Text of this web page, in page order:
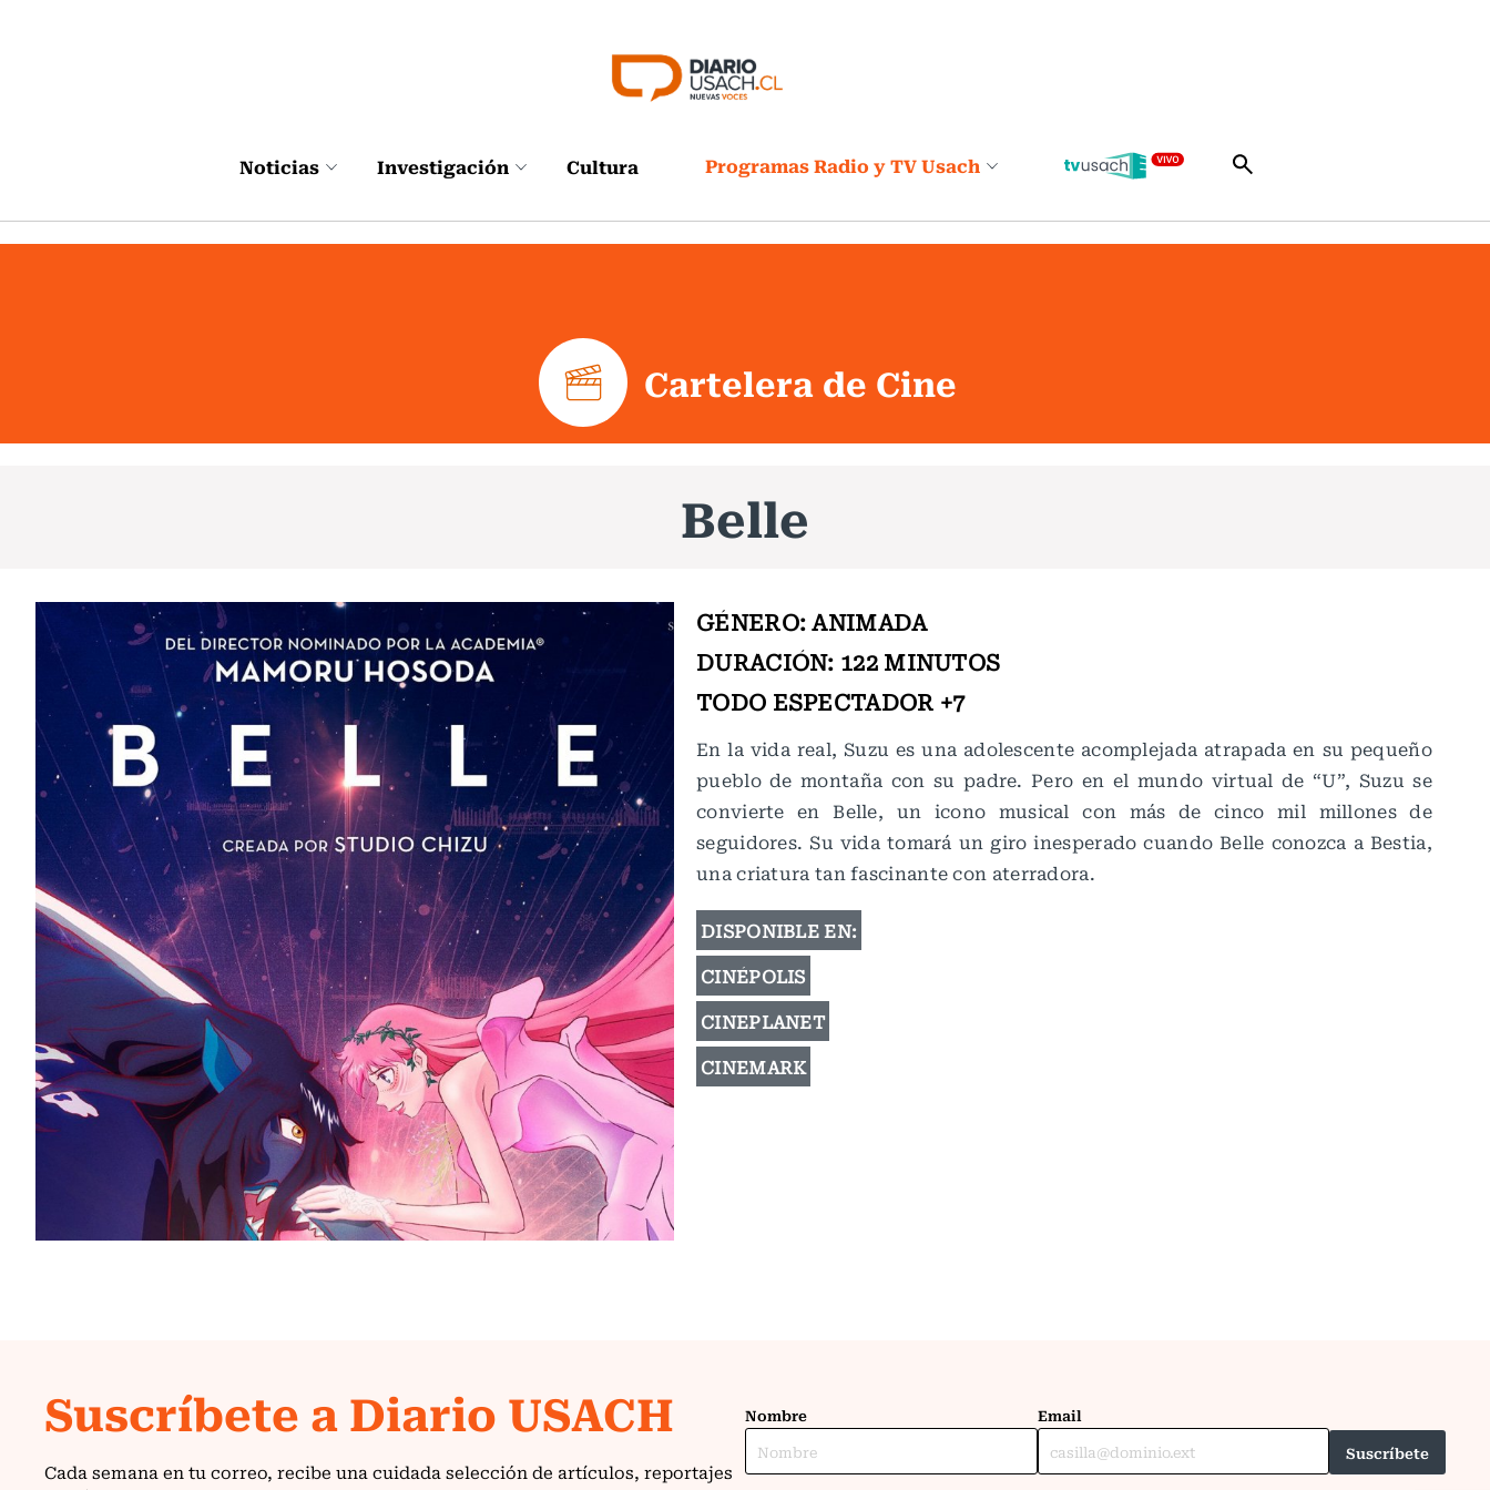
Noticias Investigación Cultura Programas Radio y TV Usach
Cartelera de Cine
Belle
GÉNERO: ANIMADA
DURACIÓN: 122 MINUTOS
TODO ESPECTADOR +7
En la vida real, Suzu es una adolescente acomplejada atrapada en su pequeño
pueblo de montaña con su padre. Pero en el mundo virtual de “U”, Suzu se
convierte en Belle, un icono musical con más de cinco mil millones de
seguidores. Su vida tomará un giro inesperado cuando Belle conozca a Bestia,
una criatura tan fascinante con aterradora.
DISPONIBLE EN:
CINÉPOLIS
CINEPLANET
CINEMARK